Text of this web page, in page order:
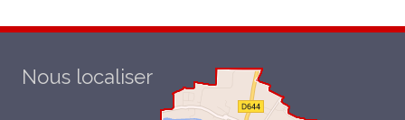
Nous localiser